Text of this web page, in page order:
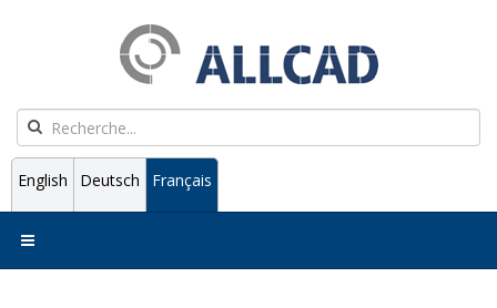
English Deutsch Français